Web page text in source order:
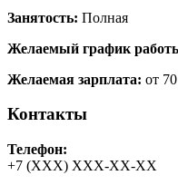
Занятость: Полная
Желаемый график
Желаемая зарплата: от
Контакты
Телефон:
+7 (ХХХ) ХХХ-ХХ-ХХ